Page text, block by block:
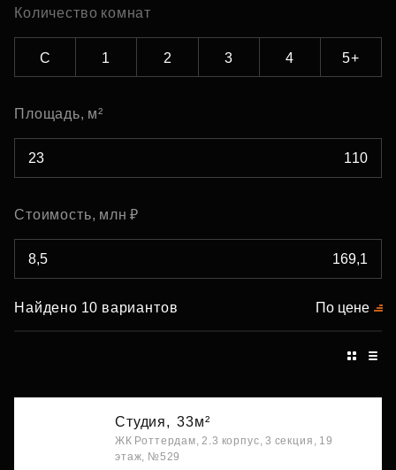
Количество комнат
С 1 2 3 4 5+
Площадь, м²
Стоимость, млн ₽
Найдено 10 вариантов По цене
Студия, 33м²
ЖК Роттердам, 2.3 корпус, 3 секция, 19
этаж, №529